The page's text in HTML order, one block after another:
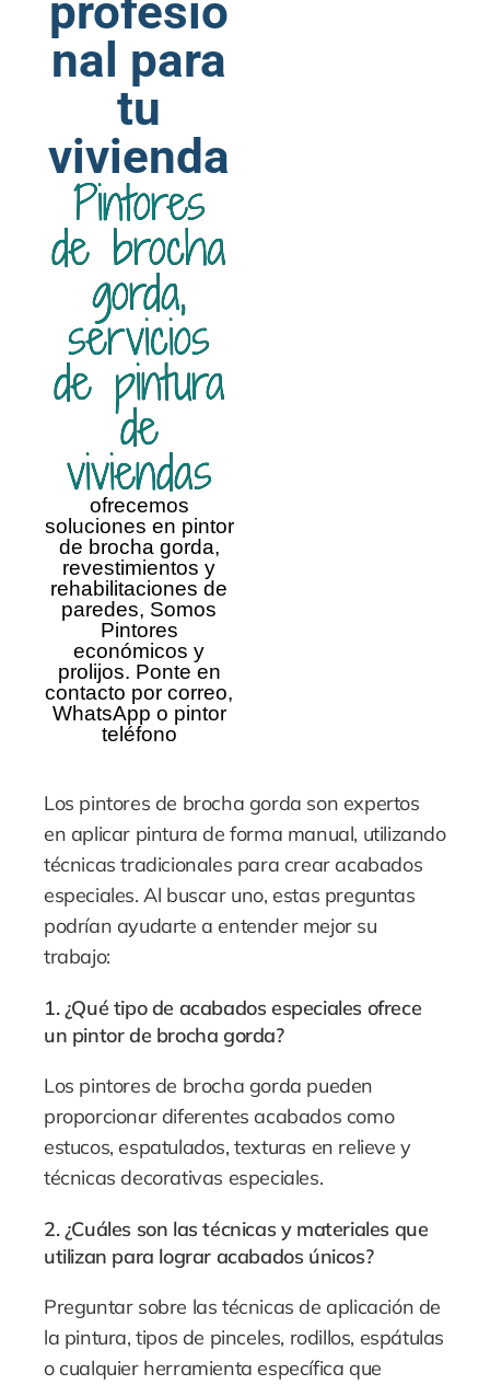
profesio
nal para
tu
vivienda
Pintores
de brocha
gorda,
servicios
de pintura
de
viviendas
ofrecemos
soluciones en pintor
de brocha gorda,
revestimientos y
rehabilitaciones de
paredes, Somos
Pintores
económicos y
prolijos. Ponte en
contacto por correo,
WhatsApp o pintor
teléfono
Los pintores de brocha gorda son expertos
en aplicar pintura de forma manual, utilizando
técnicas tradicionales para crear acabados
especiales. Al buscar uno, estas preguntas
podrían ayudarte a entender mejor su
trabajo:
1. ¿Qué tipo de acabados especiales ofrece
un pintor de brocha gorda?
Los pintores de brocha gorda pueden
proporcionar diferentes acabados como
estucos, espatulados, texturas en relieve y
técnicas decorativas especiales.
2. ¿Cuáles son las técnicas y materiales que
utilizan para lograr acabados únicos?
Preguntar sobre las técnicas de aplicación de
la pintura, tipos de pinceles, rodillos, espátulas
o cualquier herramienta específica que